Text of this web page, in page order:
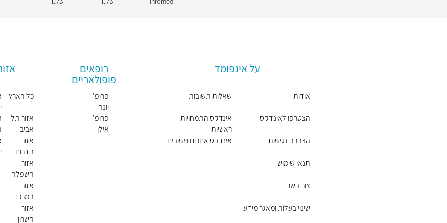
על אינפומד
אודות
הצטרפו לאינדקס
הצהרת נגישות
תנאי שימוש
צור קשר
שינוי בעלות ומאגר מידע
שאלות תשובות
אינדקס התמחויות
ראשיות
אינדקס אזורים ויישובים
רופאים
פופולאריים
פרופ'
יונה
גרינמן
פרופ'
אילן
כל הארץ
אזור תל
אביב
אזור
הדרום
אזור
השפלה
אזור
המרכז
אזור
השרון